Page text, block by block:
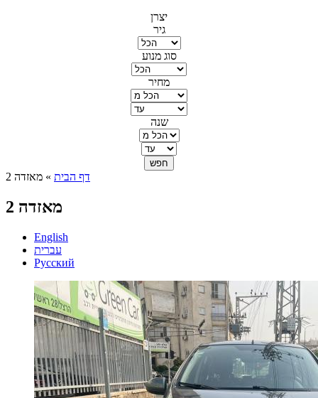
יצרן
גיר
סוג מנוע
מחיר
שנה
דף הבית » מאזדה 2
מאזדה 2
English
עברית
Русский